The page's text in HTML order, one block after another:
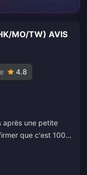
MO/TW) AVIS
4.8
après une petite
que c'est 100
solide.
c'est mon site de